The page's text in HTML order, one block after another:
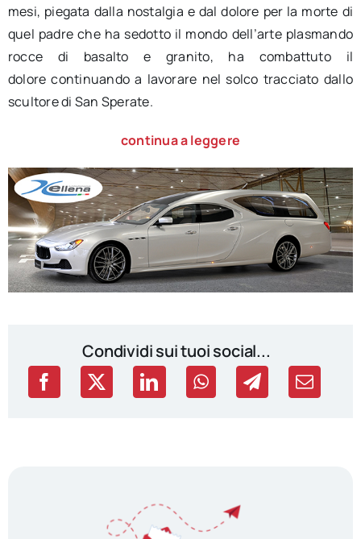
mesi, piegata dalla nostalgia e dal dolore per la morte di
quel padre che ha sedotto il mondo dell’arte plasmando
rocce di basalto e granito, ha combattuto il
dolore continuando a lavorare nel solco tracciato dallo
scultore di San Sperate.
continua a leggere
Condividi sui tuoi social...